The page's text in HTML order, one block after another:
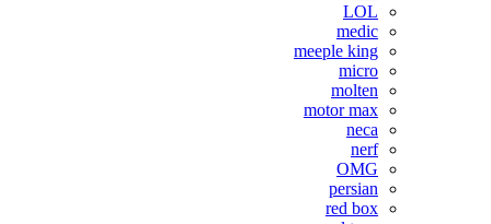
LOL
medic
meeple king
micro
molten
motor max
neca
nerf
OMG
persian
red box